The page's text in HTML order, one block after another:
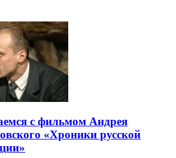
с фильмом Андрея
«Хроники русской